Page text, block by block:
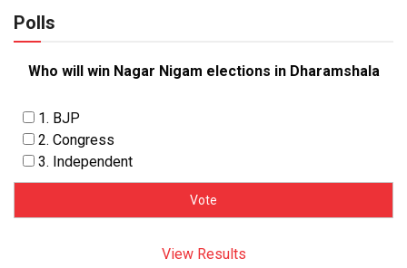
Polls
Who will win Nagar Nigam elections in Dharamshala
1. BJP
2. Congress
3. Independent
View Results